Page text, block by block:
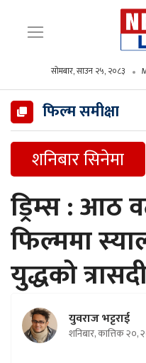
सोमबार, साउन २५, २०८३
फिल्म समीक्षा
शनिबार सिनेमा
ड्रिम्स : आठ
फिल्ममा
युद्धको
युवराज भट्टराई
शनिबार, कात्तिक २०,